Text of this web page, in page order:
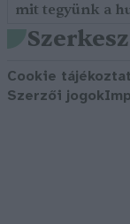
mit tegyünk a
Cookie
Szerzői jogok